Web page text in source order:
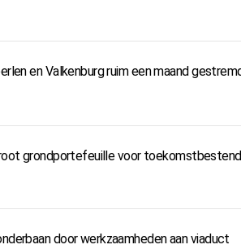
en Valkenburg ruim een maand
grondportefeuille voor
door werkzaamheden aan viaduct